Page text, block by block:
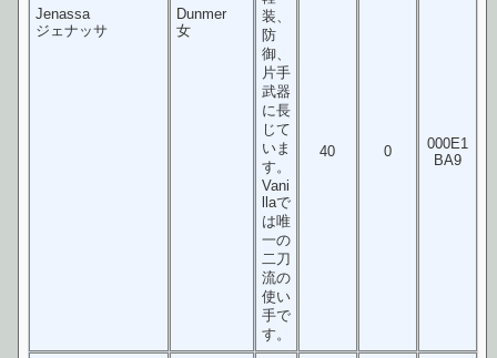
Jenassa
ジェナッサ
Dunmer
女
装、
防
御、
片手
武器
に長
じて
いま
す。
Vani
llaで
は唯
一の
二刀
流の
使い
手で
す。
40 0
000E1
BA9